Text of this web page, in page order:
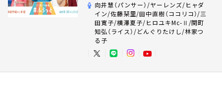
向井慧（パンサー）/ヤーレンズ/ヒャダ
イン/佐藤栞里/田中直樹（ココリコ）/三
田寛子/横澤夏子/ヒロユキMc-Ⅱ/関町
知弘（ライス）/どんぐりたけし/林家つ
る子